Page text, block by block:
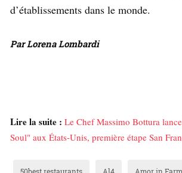
d’établissements dans le monde.
Par Lorena Lombardi
Lire la suite : Le Chef Massimo Bottura
Soul" aux États-Unis, première étape San
50best restaurants Al4 Amor in Farm